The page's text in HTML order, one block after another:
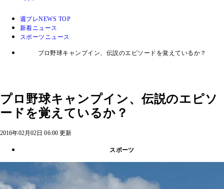
週プレNEWS TOP
新着ニュース
スポーツニュース
プロ野球キャンプイン、伝説のエピソードを覚えているか？
プロ野球キャンプイン、伝説のエピソ
ードを覚えているか？
2016年02月02日 06:00 更新
スポーツ